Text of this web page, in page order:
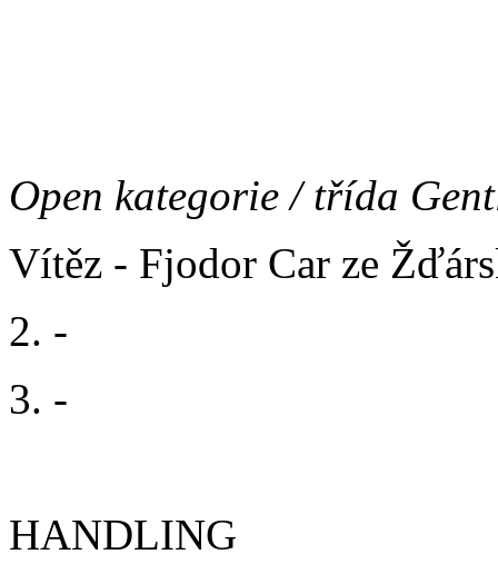
Open kategorie / třída
Vítěz - Fjodor Car ze
2. -
3. -
HANDLING